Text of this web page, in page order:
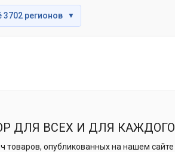
3702 регионов ▼
ДЛЯ ВСЕХ И ДЛЯ
товаров, опубликованных на нашем сайте